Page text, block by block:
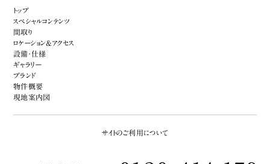
トップ
スペシャルコンテンツ
間取り
ロケーション&アクセス
設備・仕様
ギャラリー
ブランド
物件概要
現地案内図
サイトのご利用について